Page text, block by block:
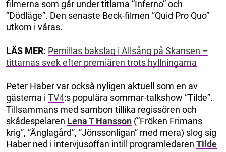
filmerna som går under titlarna ”Inferno” och
”Dödläge”. Den senaste Beck-filmen ”Quid Pro Quo”
utkom i våras.
LÄS MER: Pernillas bakslag i Allsång på Skansen –
tittarnas svek efter premiären trots hyllningarna
Peter Haber var också nyligen aktuell som en av
gästerna i TV4:s populära sommar-talkshow ”Tilde”.
Tillsammans med sambon tillika regissören och
skådespelaren Lena T Hansson (”Fröken Frimans
krig”, ”Änglagård”, ”Jönssonligan” med mera) slog sig
Haber ned i intervjusoffan intill programledaren Tilde